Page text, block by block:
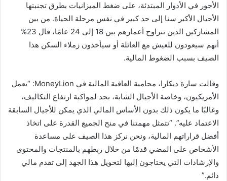
الأجور في الأدوار المبتدئة، على ضغط الميزانيات بطرق تجنبتها
الأجيال الأكبر سنا إلى حد كبير في نفس مرحلة الحياة. من بين
المشاركين الذين تتراوح أعمارهم بين 18 إلى 24 عامًا، قال 23%
أنهم سيعودون للعيش مع العائلة أو سيأخذون زملاء السكن هذا
الصيف بسبب الضغوط المالية.
وقالت سارة ديكارا، محامية العافية المالية في MoneyLion: “يعمل
الأمريكيون، وخاصة الأجيال الشابة، بجد لمواكبة ارتفاع التكاليف،
وغالبًا ما يكون ذلك بدون الأساس المالي الذي يمكن للأجيال السابقة
الاعتماد عليه”. “تتمثل مهمتنا في منح الجميع القدرة على اتخاذ
أفضل قراراتهم المالية، ونحن نركز هذا الصيف على مساعدة
الأشخاص على المضي قدمًا من خلال ربطهم بالمنتجات والمحتوى
والإرشادات التي يحتاجون إليها لتحويل هذا الجهد إلى تقدم مالي
دائم.”